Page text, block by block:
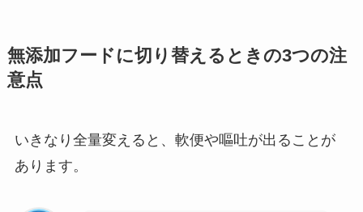
無添加フードに切り替えるときの3つの注
意点
いきなり全量変えると、軟便や嘔吐が出ることが
あります。